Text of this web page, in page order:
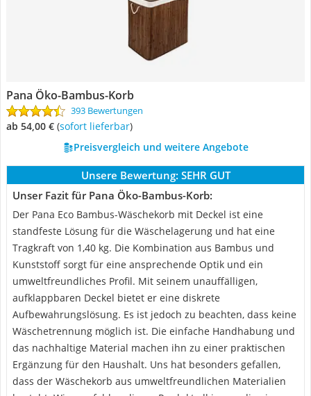
Pana Öko-Bambus-Korb
393 Bewertungen
ab 54,00 € ( Sofort lieferbar)
Preisvergleich und weitere Angebote
Unsere Bewertung: SEHR GUT
Unser Fazit für Pana Öko-Bambus-Korb:
Der Pana Eco Bambus-Wäschekorb mit Deckel ist eine
standfeste Lösung für die Wäschelagerung und hat eine
Tragkraft von 1,40 kg. Die Kombination aus Bambus und
Kunststoff sorgt für eine ansprechende Optik und ein
umweltfreundliches Profil. Mit seinem unauffälligen,
aufklappbaren Deckel bietet er eine diskrete
Aufbewahrungslösung. Es ist jedoch zu beachten, dass keine
Wäschetrennung möglich ist. Die einfache Handhabung und
das nachhaltige Material machen ihn zu einer praktischen
Ergänzung für den Haushalt. Uns hat besonders gefallen,
dass der Wäschekorb aus umweltfreundlichen Materialien